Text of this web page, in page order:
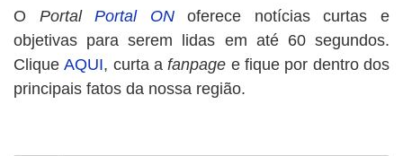
O PortalPortal ON
oferece notícias curtas e
objetivas para serem lidas em até 60 segundos.
CliqueAQUI, curta afanpage e fique por dentro dos
principais fatos da nossa região.